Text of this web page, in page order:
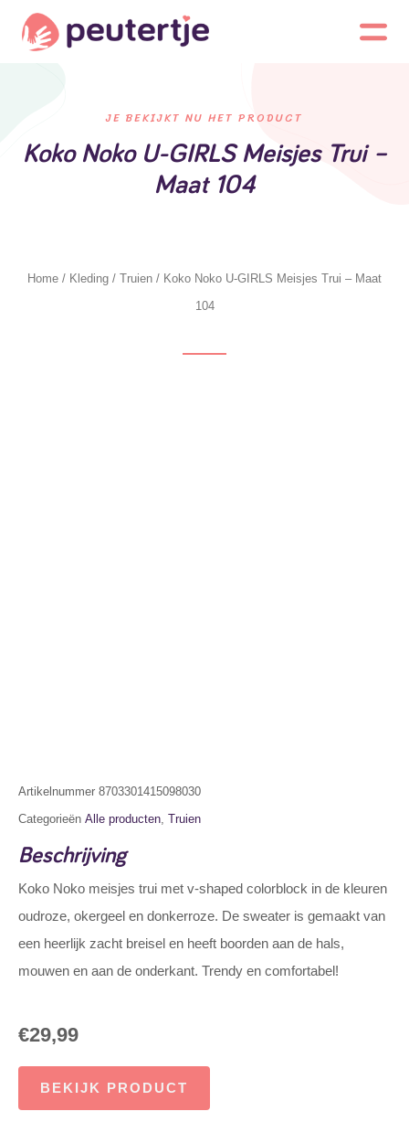
JE BEKIJKT NU HET PRODUCT
Koko Noko U-GIRLS Meisjes Trui –
Maat 104
Home / Kleding / Truien / Koko Noko U-GIRLS Meisjes Trui – Maat
104
Artikelnummer 8703301415098030
Categorieën Alle producten, Truien
Beschrijving
Koko Noko meisjes trui met v-shaped colorblock in de kleuren
oudroze, okergeel en donkerroze. De sweater is gemaakt van
een heerlijk zacht breisel en heeft boorden aan de hals,
mouwen en aan de onderkant. Trendy en comfortabel!
€29,99
BEKIJK PRODUCT